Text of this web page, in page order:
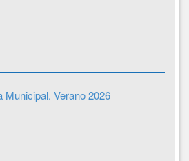
Municipal. Verano 2026